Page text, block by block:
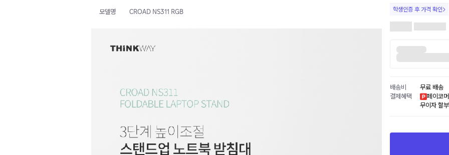
모델명 CROAD NS311 RGB 학생인증 후 가격 확인
배송비
무료 배송
결제혜택
페이코
무이자 할